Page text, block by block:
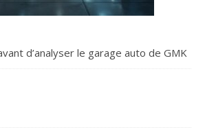
d’analyser le garage auto de GMK